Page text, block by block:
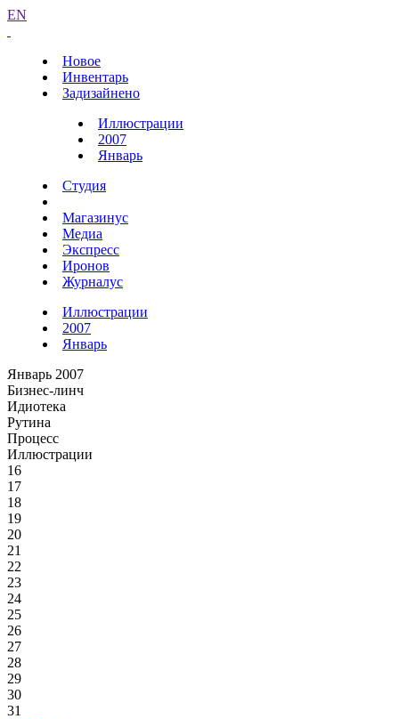
EN
Новое
Инвентарь
Задизайнено
Иллюстрации
2007
Январь
Студия
Магазинус
Медиа
Экспресс
Иронов
Журналус
Иллюстрации
2007
Январь
Январь 2007
Бизнес-линч
Идиотека
Рутина
Процесс
Иллюстрации
16
17
18
19
20
21
22
23
24
25
26
27
28
29
30
31